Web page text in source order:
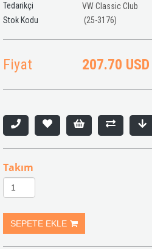
Tedarikçi
VW Classic Club
(25-3176)
Fiyat 207.70 USD
Takım